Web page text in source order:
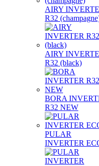
AIRY
R32
AIRY
R32 (black)
BORA
R32 NEW
PULAR
INVERTER